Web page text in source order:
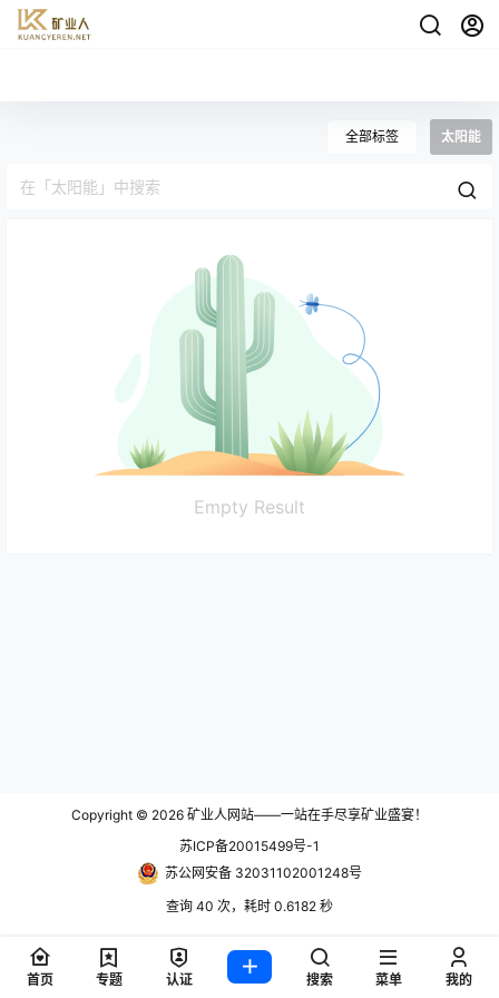
全部标签 太阳能
Empty Result
Copyright © 2026 矿业人网站——一站在手尽享矿业盛宴！
苏ICP备20015499号-1
苏公网安备 32031102001248号
查询 40 次，耗时 0.6182 秒
首页 专题 认证 搜索 菜单 我的